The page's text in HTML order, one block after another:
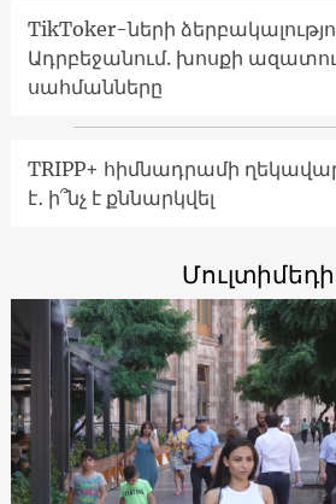
TikToker-ների
Ադրբեջանում. խոսքի
սահմանները
TRIPP+ հիմնադրամի
է․ ի՞նչ է քննարկվել